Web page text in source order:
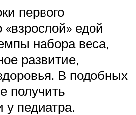
первого
«взрослой» едой
набора веса,
развитие,
В подобных
получить
у педиатра.